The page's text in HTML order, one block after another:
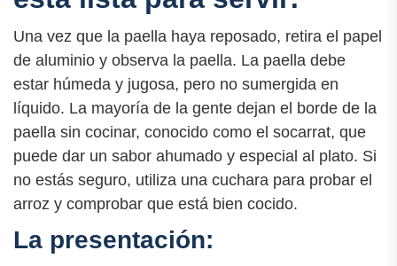
Una vez que la paella haya reposado, retira el papel
de aluminio y observa la paella. La paella debe
estar húmeda y jugosa, pero no sumergida en
líquido. La mayoría de la gente dejan el borde de la
paella sin cocinar, conocido como el socarrat, que
puede dar un sabor ahumado y especial al plato. Si
no estás seguro, utiliza una cuchara para probar el
arroz y comprobar que está bien cocido.
La presentación: